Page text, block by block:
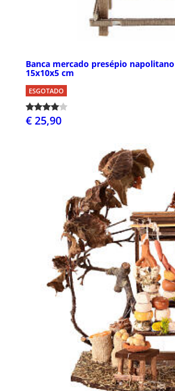
Banca mercado presépio
15x10x5 cm
ESGOTADO
€ 25,90